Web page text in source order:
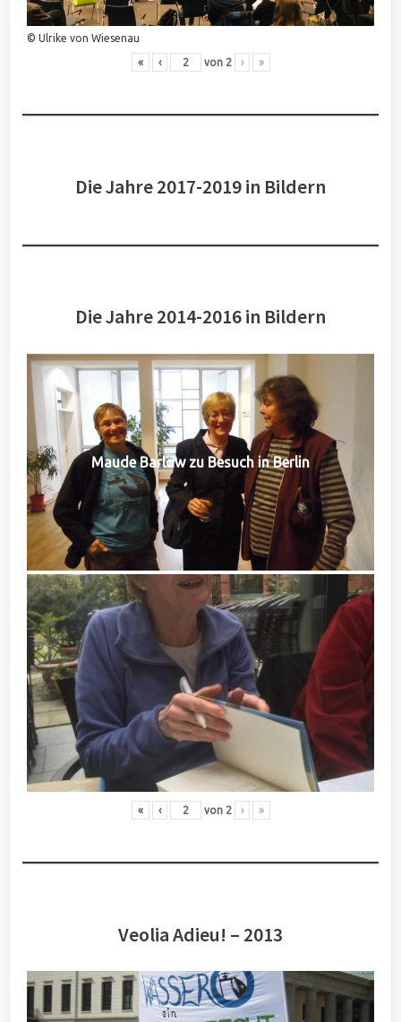
© Ulrike von Wiesenau
« ‹ von 2 › »
Die Jahre 2017-2019 in Bildern
Die Jahre 2014-2016 in Bildern
Maude Barlow zu Besuch in Berlin
« ‹ von 2 › »
Veolia Adieu! – 2013